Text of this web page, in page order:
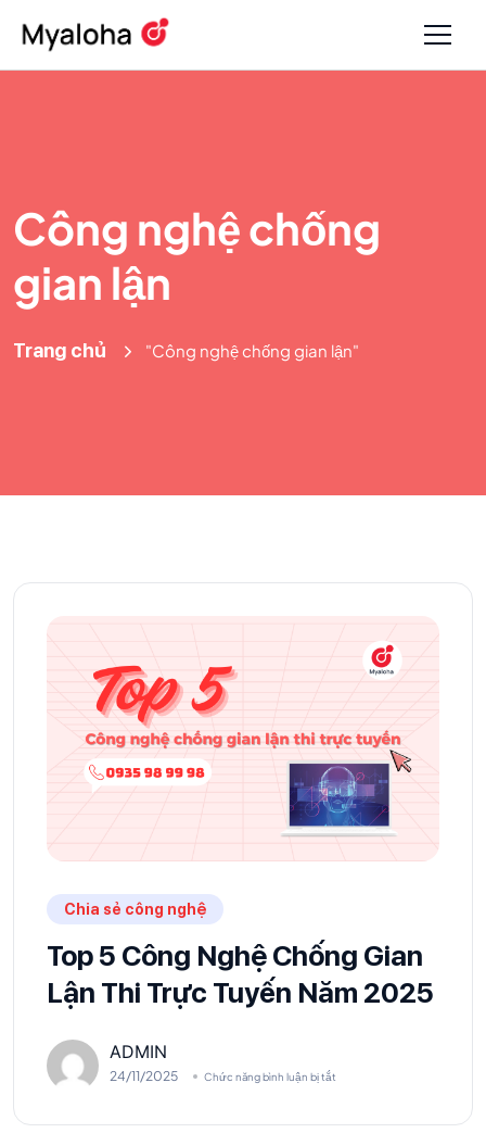
Công nghệ chống
gian lận
Trang chủ "Công nghệ chống gian lận"
Chia sẻ công nghệ
Top 5 Công Nghệ Chống Gian
Lận Thi Trực Tuyến Năm 2025
ADMIN
24/11/2025 Chức năng bình luận bị tắt